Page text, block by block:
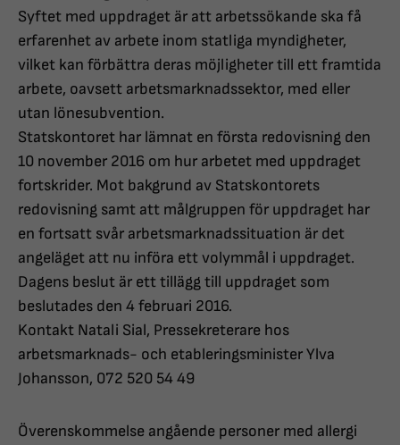
Syftet med uppdraget är att arbetssökande ska få
erfarenhet av arbete inom statliga myndigheter,
vilket kan förbättra deras möjligheter till ett framtida
arbete, oavsett arbetsmarknadssektor, med eller
utan lönesubvention.
Statskontoret har lämnat en första redovisning den
10 november 2016 om hur arbetet med uppdraget
fortskrider. Mot bakgrund av Statskontorets
redovisning samt att målgruppen för uppdraget har
en fortsatt svår arbetsmarknadssituation är det
angeläget att nu införa ett volymmål i uppdraget.
Dagens beslut är ett tillägg till uppdraget som
beslutades den 4 februari 2016.
Kontakt Natali Sial, Pressekreterare hos
arbetsmarknads- och etableringsminister Ylva
Johansson, 072 520 54 49
Överenskommelse angående personer med allergi